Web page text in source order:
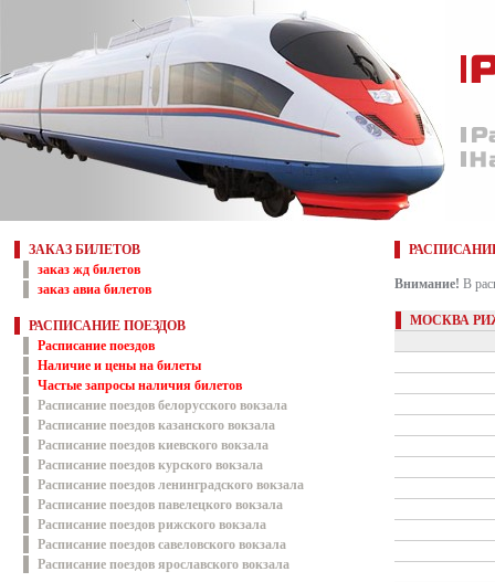
ЗАКАЗ БИЛЕТОВ
заказ жд билетов
заказ авиа билетов
РАСПИСАНИЕ ПОЕЗДОВ
Расписание поездов
Наличие и цены на билеты
Частые запросы наличия билетов
Расписание поездов белорусского вокзала
Расписание поездов казанского вокзала
Расписание поездов киевского вокзала
Расписание поездов курского вокзала
Расписание поездов ленинградского вокзала
Расписание поездов павелецкого вокзала
Расписание поездов рижского вокзала
Расписание поездов савеловского вокзала
Расписание поездов ярославского вокзала
Внимание! В
МОСКВА